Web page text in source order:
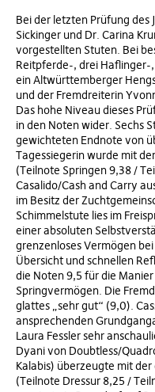
Bei der letzten Prüfung des
Sickinger und Dr. Carina
vorgestellten Stuten. Bei
Reitpferde-, drei
ein Altwürttemberger
und der Fremdreiterin
Das hohe Niveau dieses
in den Noten wider. Sechs
gewichteten Endnote von
Tagessiegerin wurde mit
(Teilnote Springen 9,38 /
Casalido/Cash and Carry
im Besitz der
Schimmelstute lies im
einer absoluten
grenzenloses Vermögen
Übersicht und schnellen
die Noten 9,5 für die
Springvermögen. Die
glattes „sehr gut“ (9,0).
ansprechenden
Laura Fessler sehr
Dyani von Doubtless/
Kalabis) überzeugte mit
(Teilnote Dressur 8,25 /